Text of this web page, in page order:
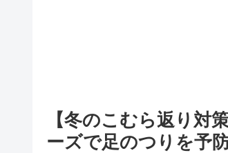
【冬のこむら返り対
ーズで足のつりを予